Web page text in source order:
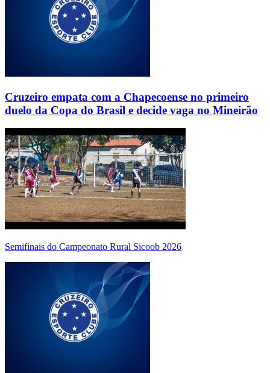
Cruzeiro empata com a Chapecoense no primeiro
duelo da Copa do Brasil e decide vaga no Mineirão
Semifinais do Campeonato Rural Sicoob 2026